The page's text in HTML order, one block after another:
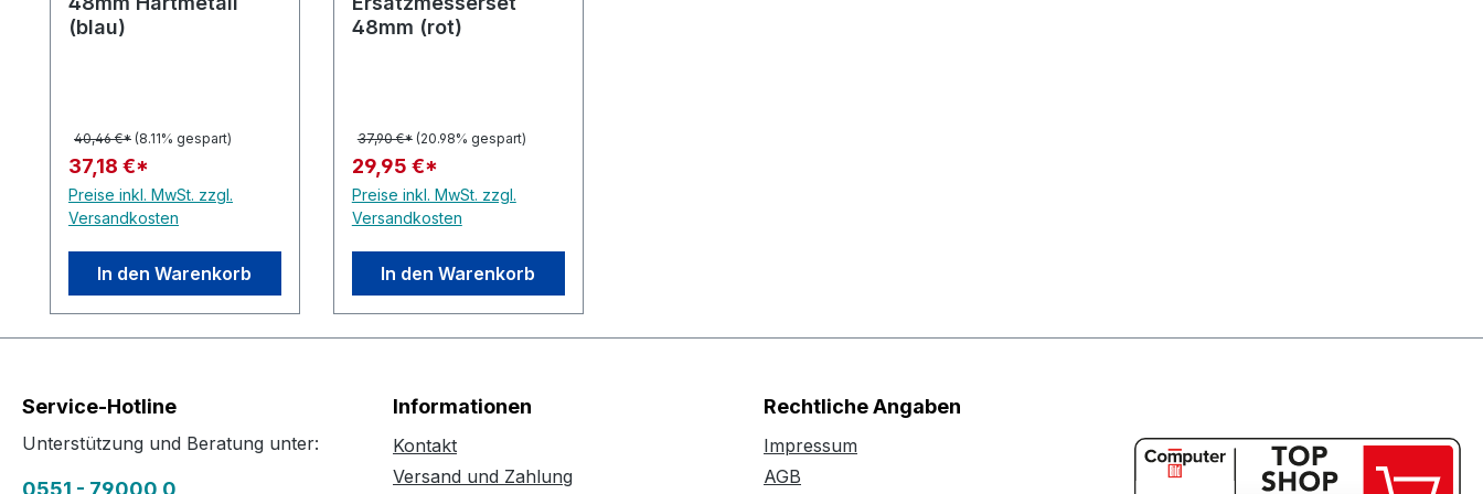
(blau)
40,46 €* (8.11% gespart)
37,18 €*
Preise inkl. MwSt. zzgl.
Versandkosten
In den Warenkorb
48mm (rot)
37,90 €* (20.98% gespart)
29,95 €*
Preise inkl. MwSt. zzgl.
Versandkosten
In den Warenkorb
Service-Hotline
Unterstützung und Beratung unter:
0551 - 79000 0
Informationen
Kontakt
Versand und Zahlung
Rechtliche Angaben
Impressum
AGB